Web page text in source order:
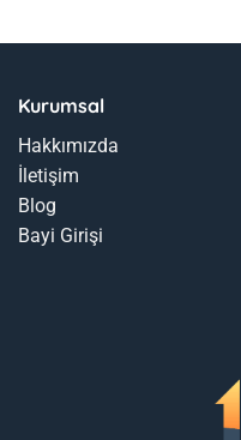
Kurumsal
Hakkımızda
İletişim
Blog
Bayi Girişi